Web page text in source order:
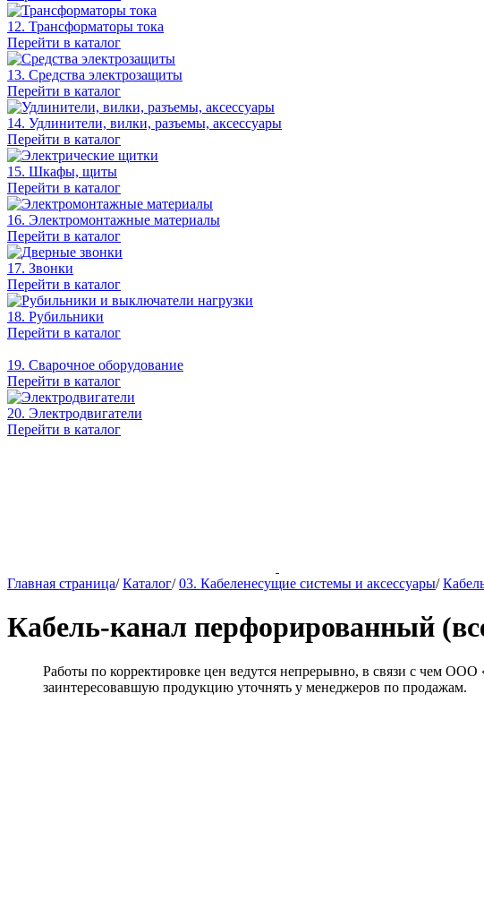
12. Трансформаторы тока
Перейти в каталог
13. Средства электрозащиты
Перейти в каталог
14. Удлинители, вилки, разъемы, аксессуары
Перейти в каталог
15. Шкафы, щиты
Перейти в каталог
16. Электромонтажные материалы
Перейти в каталог
17. Звонки
Перейти в каталог
18. Рубильники
Перейти в каталог
19. Сварочное оборудование
Перейти в каталог
20. Электродвигатели
Перейти в каталог
Главная страница/ Каталог/ 03. Кабеленесущие системы и аксессуары/
Кабель-канал перфорированный
Работы по корректировке цен ведутся непрерывно, в связи с чем
заинтересовавшую продукцию уточнять у менеджеров по продажам.